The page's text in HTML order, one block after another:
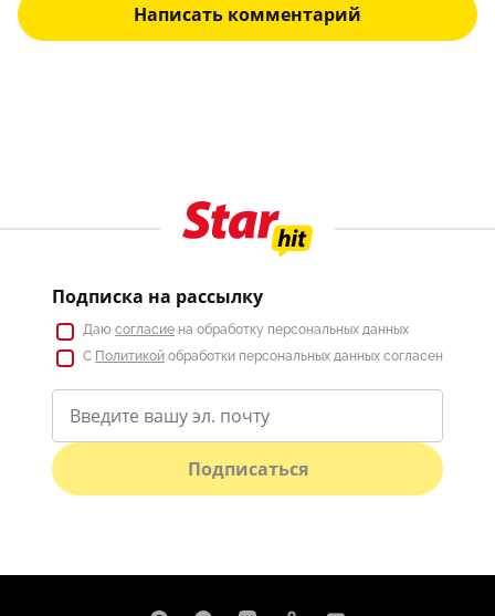
Написать комментарий
Подписка на рассылку
Даю согласие на обработку персональных данных
С Политикой обработки персональных данных согласен
Подписаться